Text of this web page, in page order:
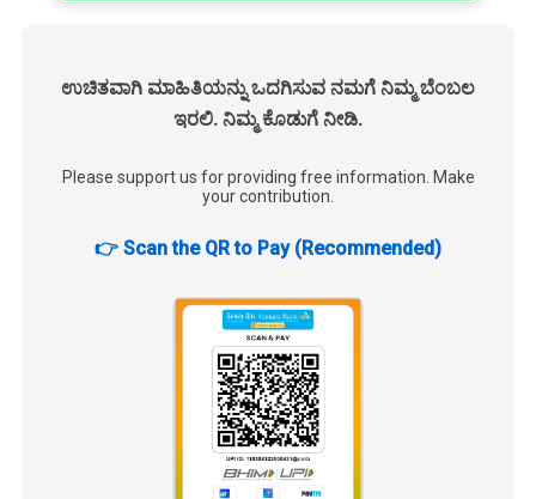
ಉಚಿತವಾಗಿ ಮಾಹಿತಿಯನ್ನು ಒದಗಿಸುವ ನಮಗೆ ನಿಮ್ಮ ಬೆಂಬಲ
ಇರಲಿ. ನಿಮ್ಮ ಕೊಡುಗೆ ನೀಡಿ.
Please support us for providing free information. Make
your contribution.
👉 Scan the QR to Pay (Recommended)